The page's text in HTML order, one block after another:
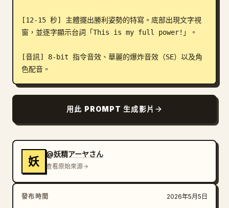
[12-15 秒] 主體擺出勝利姿勢的特寫。底部出現文字視
窗，並逐字顯示台詞「This is my full power!」。
[音訊] 8-bit 指令音效、華麗的爆炸音效（SE）以及角
色配音。
用此 PROMPT 生成影片
妖
@妖精アーヤさん
查看原始來源
發布時間 2026年5月5日